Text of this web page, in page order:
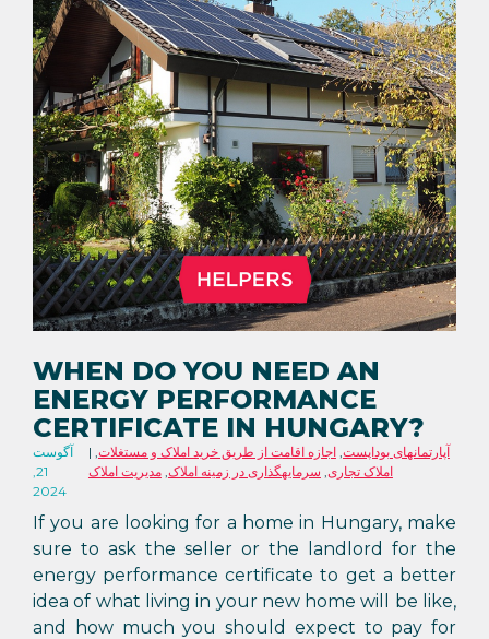
WHEN DO YOU NEED AN
ENERGY PERFORMANCE
CERTIFICATE IN HUNGARY?
آگوست
21,
2024
آپارتمانهای بوداپست,اجازه اقامت از طریق خرید املاک و مستغلات,
املاک تجاری, سرمایهگذاری در زمینه املاک,مدیریت املاک
If you are looking for a home in Hungary, make
sure to ask the seller or the landlord for the
energy performance certificate to get a better
idea of what living in your new home will be like,
and how much you should expect to pay for